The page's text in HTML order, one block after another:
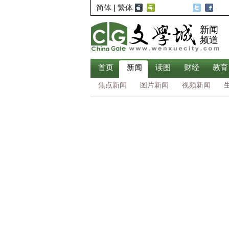
简体 | 繁体
新闻
频道
首页 新闻 读图 财经 教育
焦点新闻 图片新闻 视频新闻